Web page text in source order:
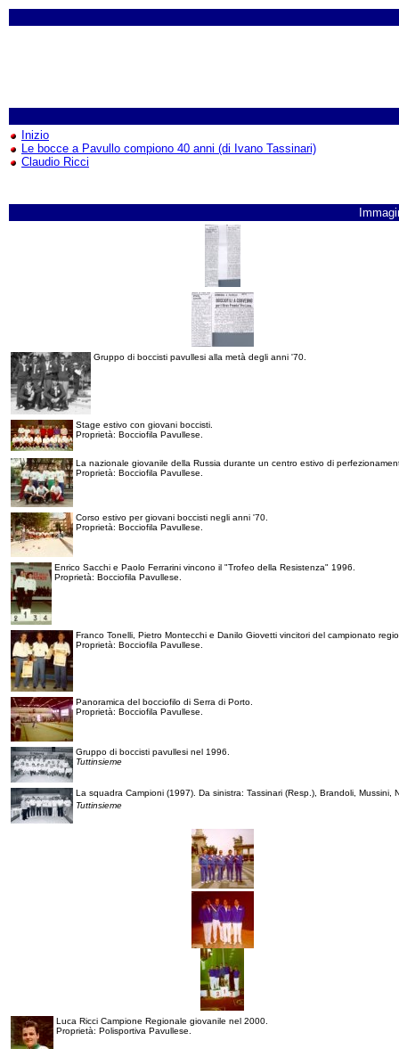
Inizio
Le bocce a Pavullo compiono 40 anni (di Ivano Tassinari)
Claudio Ricci
Gruppo di boccisti pavullesi alla metà degli anni '70.
Stage estivo con giovani boccisti.
Proprietà: Bocciofila Pavullese.
La nazionale giovanile della Russia durante un centro estivo di
Proprietà: Bocciofila Pavullese.
Corso estivo per giovani boccisti negli anni '70.
Proprietà: Bocciofila Pavullese.
Enrico Sacchi e Paolo Ferrarini vincono il "Trofeo della Resistenza" 1996.
Proprietà: Bocciofila Pavullese.
Franco Tonelli, Pietro Montecchi e Danilo Giovetti vincitori del campionato
Proprietà: Bocciofila Pavullese.
Panoramica del bocciofilo di Serra di Porto.
Proprietà: Bocciofila Pavullese.
Gruppo di boccisti pavullesi nel 1996.
Tuttinsieme
La squadra Campioni (1997). Da sinistra: Tassinari (Resp.), Brandoli, Mussini,
Tuttinsieme
Luca Ricci Campione Regionale giovanile nel 2000.
Proprietà: Polisportiva Pavullese.